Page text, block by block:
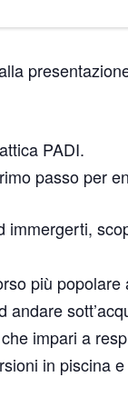
PADI.
passo per
più
impari a
in piscina